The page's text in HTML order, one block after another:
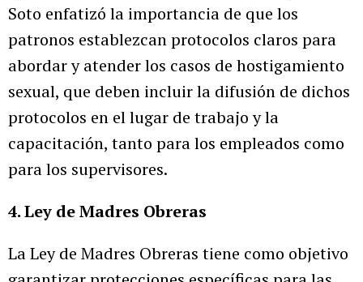
Soto enfatizó la importancia de que los
patronos establezcan protocolos claros para
abordar y atender los casos de hostigamiento
sexual, que deben incluir la difusión de dichos
protocolos en el lugar de trabajo y la
capacitación, tanto para los empleados como
para los supervisores.
4. Ley de Madres Obreras
La Ley de Madres Obreras tiene como objetivo